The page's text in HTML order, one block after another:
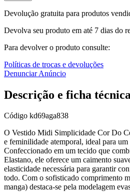
Devolução gratuita para produtos
Devolva seu produto em até 7 dias do
Para devolver o produto consulte:
Políticas de trocas e devoluções
Denunciar Anúncio
Descrição e ficha técnica
Código kd69aga838
O Vestido Midi Simplicidade Cor Do
e feminilidade atemporal, ideal para
Confeccionado em um tecido que
Elastano, ele oferece um caimento
elasticidade necessária para garantir
todo. Com o sofisticado comprimento
manga) destaca-se pela modelagem